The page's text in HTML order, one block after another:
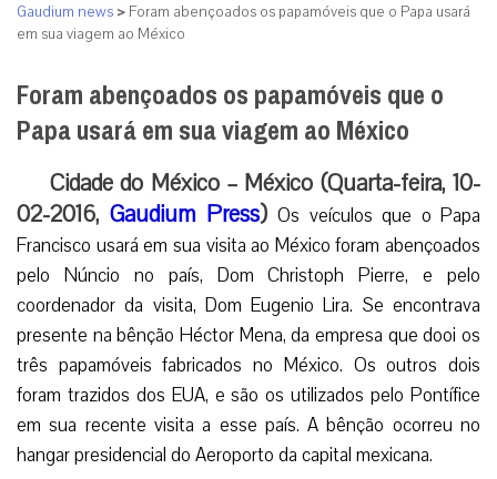
Gaudium news > Foram abençoados os papamóveis que o Papa usará
em sua viagem ao México
Foram abençoados os papamóveis que o
Papa usará em sua viagem ao México
Cidade do México – México (Quarta-feira, 10-
02-2016,Gaudium Press)Os veículos que o Papa
Francisco usará em sua visita ao México foram abençoados
pelo Núncio no país, Dom Christoph Pierre, e pelo
coordenador da visita, Dom Eugenio Lira. Se encontrava
presente na bênção Héctor Mena, da empresa que dooi os
três papamóveis fabricados no México. Os outros dois
foram trazidos dos EUA, e são os utilizados pelo Pontífice
em sua recente visita a esse país. A bênção ocorreu no
hangar presidencial do Aeroporto da capital mexicana.